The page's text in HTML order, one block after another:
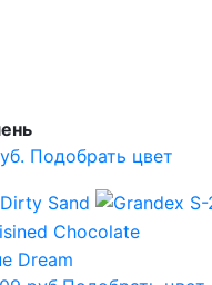
Подобрать цвет